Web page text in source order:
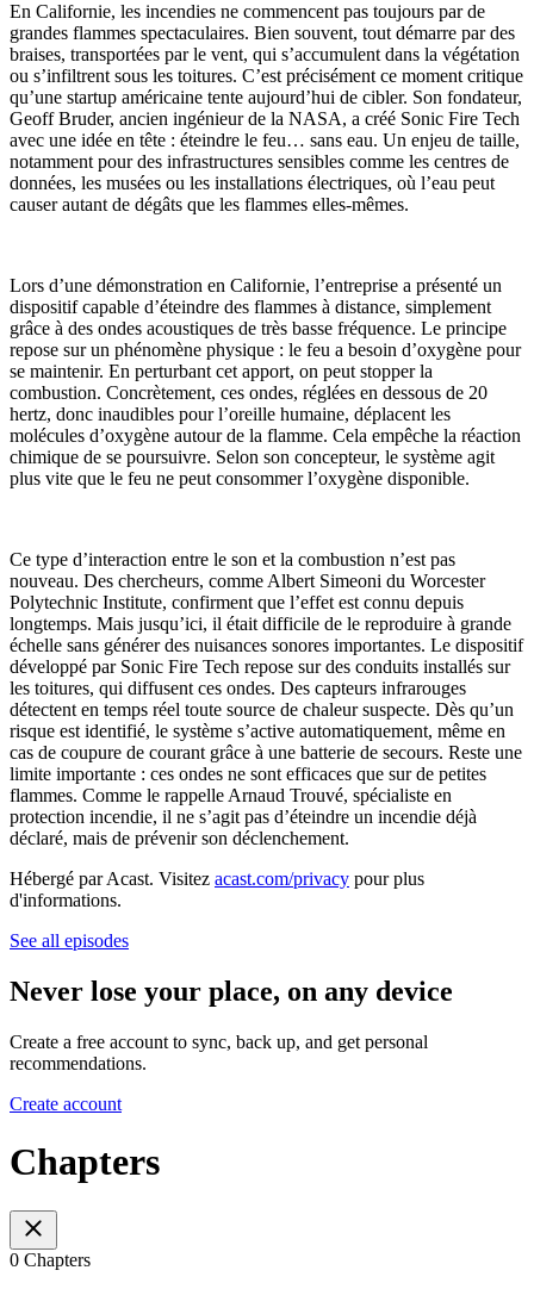
En Californie, les incendies ne commencent pas toujours par de
grandes flammes spectaculaires. Bien souvent, tout démarre par des
braises, transportées par le vent, qui s’accumulent dans la végétation
ou s’infiltrent sous les toitures. C’est précisément ce moment critique
qu’une startup américaine tente aujourd’hui de cibler. Son fondateur,
Geoff Bruder, ancien ingénieur de la NASA, a créé Sonic Fire Tech
avec une idée en tête : éteindre le feu… sans eau. Un enjeu de taille,
notamment pour des infrastructures sensibles comme les centres de
données, les musées ou les installations électriques, où l’eau peut
causer autant de dégâts que les flammes elles-mêmes.
Lors d’une démonstration en Californie, l’entreprise a présenté un
dispositif capable d’éteindre des flammes à distance, simplement
grâce à des ondes acoustiques de très basse fréquence. Le principe
repose sur un phénomène physique : le feu a besoin d’oxygène pour
se maintenir. En perturbant cet apport, on peut stopper la
combustion. Concrètement, ces ondes, réglées en dessous de 20
hertz, donc inaudibles pour l’oreille humaine, déplacent les
molécules d’oxygène autour de la flamme. Cela empêche la réaction
chimique de se poursuivre. Selon son concepteur, le système agit
plus vite que le feu ne peut consommer l’oxygène disponible.
Ce type d’interaction entre le son et la combustion n’est pas
nouveau. Des chercheurs, comme Albert Simeoni du Worcester
Polytechnic Institute, confirment que l’effet est connu depuis
longtemps. Mais jusqu’ici, il était difficile de le reproduire à grande
échelle sans générer des nuisances sonores importantes. Le dispositif
développé par Sonic Fire Tech repose sur des conduits installés sur
les toitures, qui diffusent ces ondes. Des capteurs infrarouges
détectent en temps réel toute source de chaleur suspecte. Dès qu’un
risque est identifié, le système s’active automatiquement, même en
cas de coupure de courant grâce à une batterie de secours. Reste une
limite importante : ces ondes ne sont efficaces que sur de petites
flammes. Comme le rappelle Arnaud Trouvé, spécialiste en
protection incendie, il ne s’agit pas d’éteindre un incendie déjà
déclaré, mais de prévenir son déclenchement.
Hébergé par Acast. Visitez acast.com/privacy pour plus
d'informations.
See all episodes
Never lose your place, on any device
Create a free account to sync, back up, and get personal
recommendations.
Create account
Chapters
0 Chapters